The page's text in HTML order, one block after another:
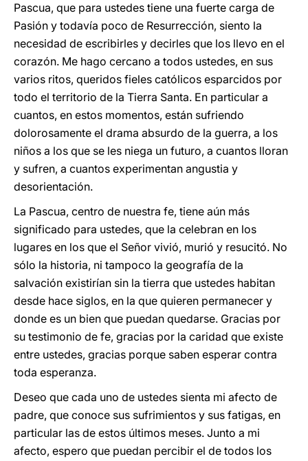
Pascua, que para ustedes tiene una fuerte carga de
Pasión y todavía poco de Resurrección, siento la
necesidad de escribirles y decirles que los llevo en el
corazón. Me hago cercano a todos ustedes, en sus
varios ritos, queridos fieles católicos esparcidos por
todo el territorio de la Tierra Santa. En particular a
cuantos, en estos momentos, están sufriendo
dolorosamente el drama absurdo de la guerra, a los
niños a los que se les niega un futuro, a cuantos lloran
y sufren, a cuantos experimentan angustia y
desorientación.
La Pascua, centro de nuestra fe, tiene aún más
significado para ustedes, que la celebran en los
lugares en los que el Señor vivió, murió y resucitó. No
sólo la historia, ni tampoco la geografía de la
salvación existirían sin la tierra que ustedes habitan
desde hace siglos, en la que quieren permanecer y
donde es un bien que puedan quedarse. Gracias por
su testimonio de fe, gracias por la caridad que existe
entre ustedes, gracias porque saben esperar contra
toda esperanza.
Deseo que cada uno de ustedes sienta mi afecto de
padre, que conoce sus sufrimientos y sus fatigas, en
particular las de estos últimos meses. Junto a mi
afecto, espero que puedan percibir el de todos los